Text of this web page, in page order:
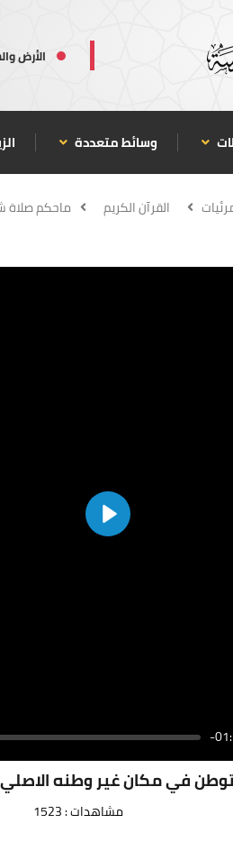
الأرض
وسائط متعددة
القرآن الكريم ماحكم صلاة
Play
-
في مكان غير وطنه الاصلي
مشاهدات : 1523